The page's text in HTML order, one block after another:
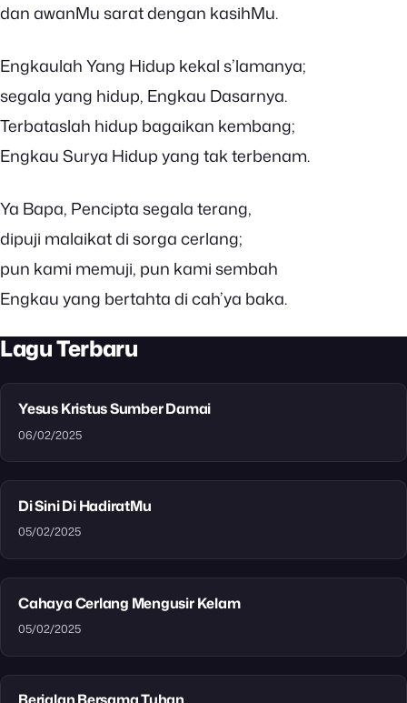
dan awanMu sarat dengan kasihMu.
Engkaulah Yang Hidup kekal s’lamanya;
segala yang hidup, Engkau Dasarnya.
Terbataslah hidup bagaikan kembang;
Engkau Surya Hidup yang tak terbenam.
Ya Bapa, Pencipta segala terang,
dipuji malaikat di sorga cerlang;
pun kami memuji, pun kami sembah
Engkau yang bertahta di cah’ya baka.
Lagu Terbaru
Yesus Kristus Sumber Damai
06/02/2025
Di Sini Di HadiratMu
05/02/2025
Cahaya Cerlang Mengusir Kelam
05/02/2025